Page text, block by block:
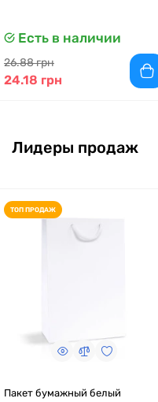
Есть в наличии
26.88 грн
24.18 грн
Лидеры продаж
ТОП ПРОДАЖ
Пакет бумажный белый